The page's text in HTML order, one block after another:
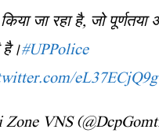
जा रहा है, जो पूर्णतया
है।#UPPolice
eL37ECjQ9g